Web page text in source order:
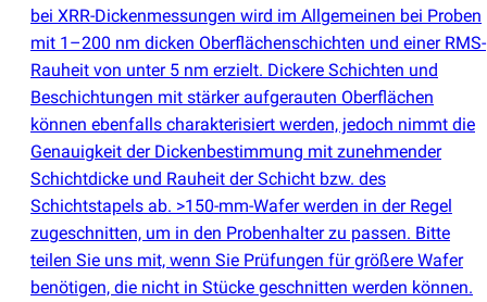
bei XRR-Dickenmessungen wird im Allgemeinen bei Proben
mit 1–200 nm dicken Oberflächenschichten und einer RMS-
Rauheit von unter 5 nm erzielt. Dickere Schichten und
Beschichtungen mit stärker aufgerauten Oberflächen
können ebenfalls charakterisiert werden, jedoch nimmt die
Genauigkeit der Dickenbestimmung mit zunehmender
Schichtdicke und Rauheit der Schicht bzw. des
Schichtstapels ab. >150-mm-Wafer werden in der Regel
zugeschnitten, um in den Probenhalter zu passen. Bitte
teilen Sie uns mit, wenn Sie Prüfungen für größere Wafer
benötigen, die nicht in Stücke geschnitten werden können.